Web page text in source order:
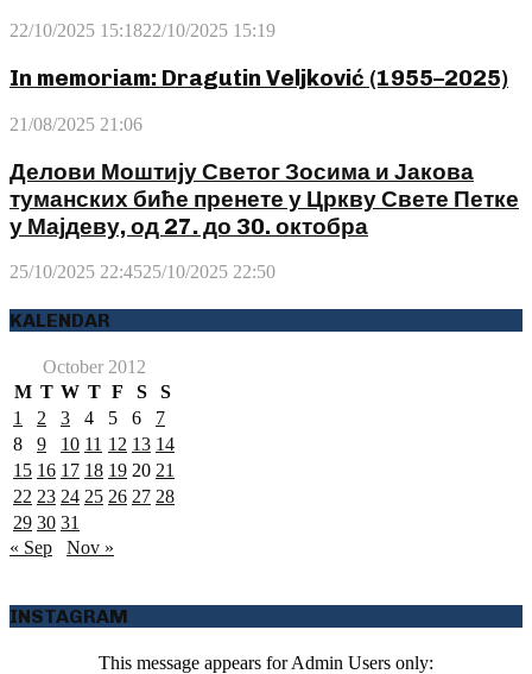
22/10/2025 15:1822/10/2025 15:19
In memoriam: Dragutin Veljković (1955–2025)
21/08/2025 21:06
Делови Моштију Светог Зосима и Јакова
туманских биће пренете у Цркву Свете Петке
у Мајдеву, од 27. до 30. октобра
25/10/2025 22:4525/10/2025 22:50
KALENDAR
October 2012
M T W T F S
S
1
2 3 4 5 6
7
8
9 10 11 12 13 14
15 16 17 18 19 20 21
22 23 24 25 26 27 28
29 30 31
« Sep
Nov »
INSTAGRAM
This message appears for Admin Users only: